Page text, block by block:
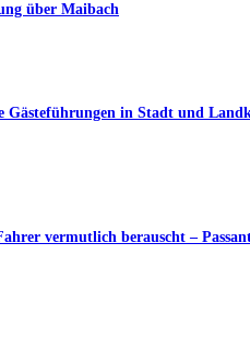
über Maibach
Gästeführungen in Stadt und
vermutlich berauscht –